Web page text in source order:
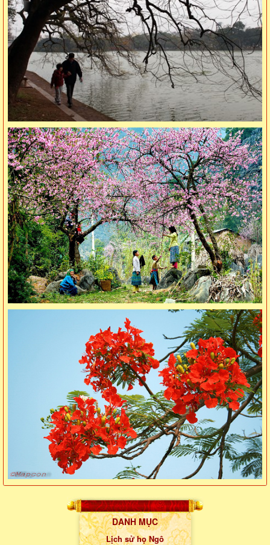
DANH MỤC
Lịch sử họ Ngô